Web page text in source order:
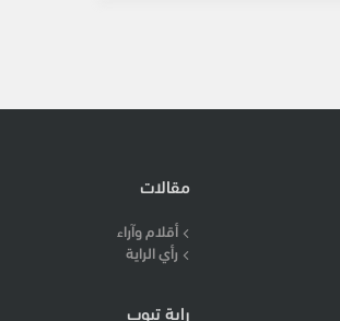
مقالات
أقلام وآراء
رأي الراية
راية تيوب